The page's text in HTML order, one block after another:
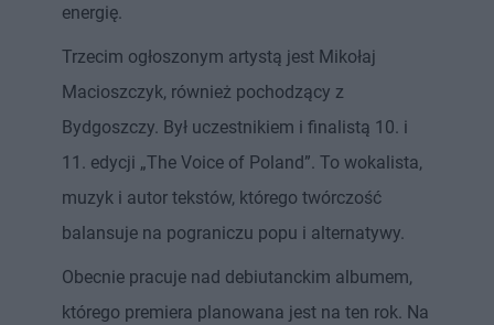
energię.
Trzecim ogłoszonym artystą jest Mikołaj
Macioszczyk, również pochodzący z
Bydgoszczy. Był uczestnikiem i finalistą 10. i
11. edycji „The Voice of Poland”. To wokalista,
muzyk i autor tekstów, którego twórczość
balansuje na pograniczu popu i alternatywy.
Obecnie pracuje nad debiutanckim albumem,
którego premiera planowana jest na ten rok. Na